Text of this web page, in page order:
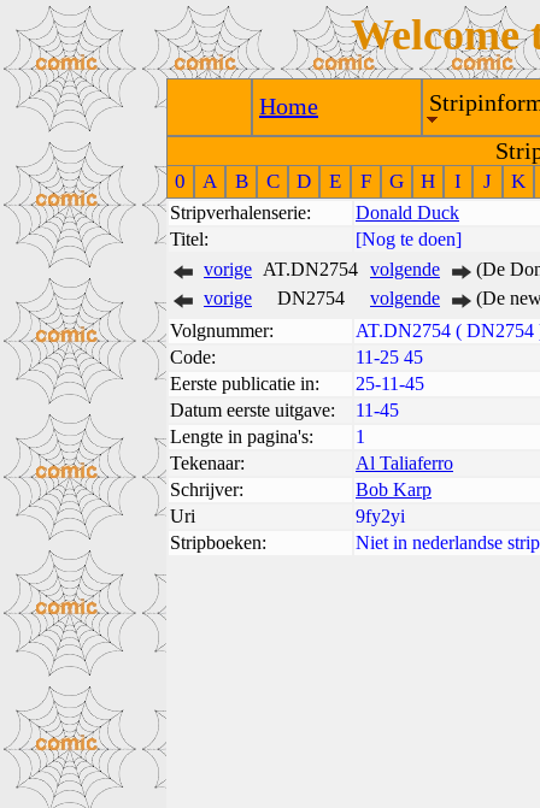
Welcome
Home
0 A B C D E F G H I J K
Stripverhalenserie:
Donald Duck
Titel:
[Nog te doen]
vorige AT.DN2754 volgende
(De
vorige
DN2754 volgende
(De
Volgnummer:
AT.DN2754 ( DN2754
Code:
11-25 45
Eerste publicatie in:
25-11-45
Datum eerste uitgave:
11-45
Lengte in pagina's:
1
Tekenaar:
Al Taliaferro
Schrijver:
Bob Karp
Uri
9fy2yi
Stripboeken:
Niet in nederlandse